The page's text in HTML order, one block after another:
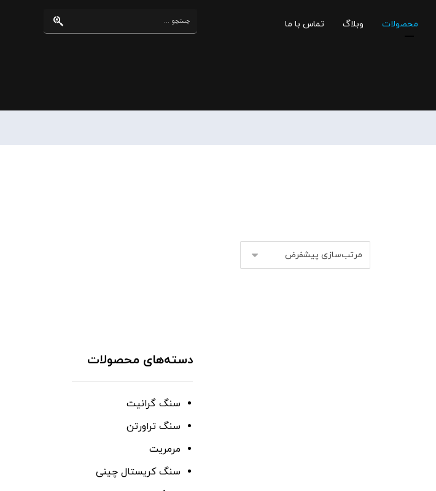
محصولات وبلاگ تماس با ما
دسته‌های محصولات
سنگ گرانیت
سنگ تراورتن
مرمریت
سنگ کریستال چینی